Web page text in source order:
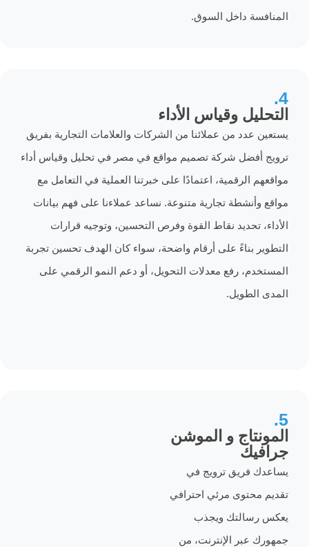
داخل السوق.
وقياس الأداء
من عملائنا من الشركات والعلامات التجارية بفريق
شركة تصميم مواقع في مصر في تحليل وقياس أداء
الرقمية، اعتمادًا على خبرتنا العملية في التعامل مع
تجارية متنوعة. نساعد عملاءنا على فهم بيانات
تحديد نقاط القوة وفرص التحسين، وتوجيه قرارات
بناءً على أرقام واضحة، سواء كان الهدف تحسين تجربة
رفع معدلات التحويل، أو دعم النمو الرقمي على
و الموشن
فريق ترويج في
مرئي احترافي
ويجذب
الإنترنت، من